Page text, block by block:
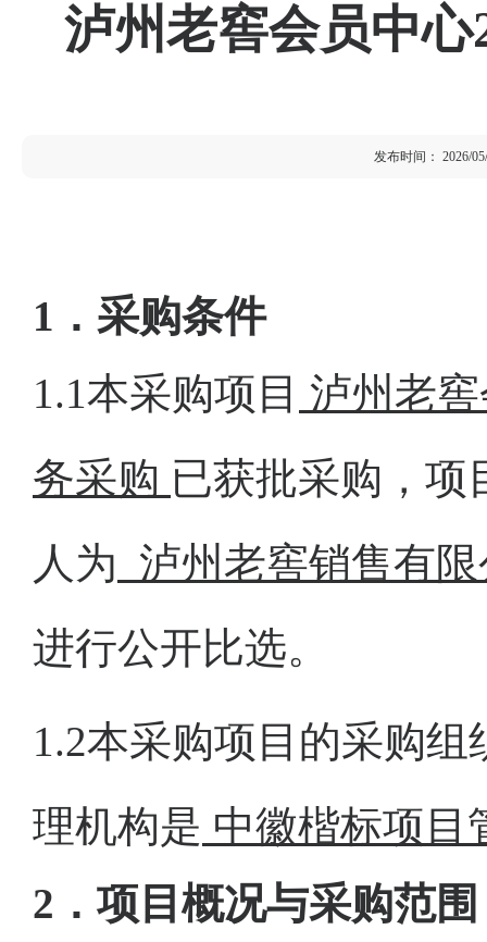
泸州老窖会员中
发布时间： 2026/
1 ．采购条件
1.1本采购项目 泸州老
务采购 已获批采购，项
人为 泸州老窖销售有
进行公开比选。
1.2本采购项目的采购组
理机构是 中徽楷标项目
2 ． 项目概况与采购范围